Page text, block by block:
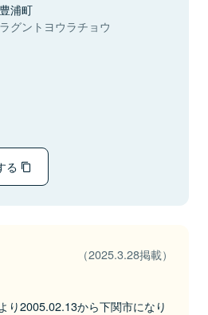
浦町
グントヨウラチョウ
る
（2025.3.28掲載）
り2005.02.13から下関市になり